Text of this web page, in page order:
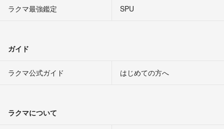
ラクマ最強鑑定
SPU
ガイド
ラクマ公式ガイド はじめての方へ
ラクマについて